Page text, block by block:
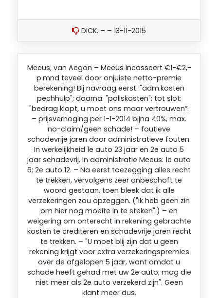
DICK. – – 13-11-2015
Meeus, van Aegon – Meeus incasseert €1-€2,-
p.mnd teveel door onjuiste netto-premie
berekening! Bij navraag eerst: "adm.kosten
pechhulp"; daarna: "poliskosten"; tot slot:
"bedrag klopt, u moet ons maar vertrouwen”.
– prijsverhoging per 1-1-2014 bijna 40%, max.
no-claim/geen schade! – foutieve
schadevrije jaren door administratieve fouten.
In werkelijkheid 1e auto 23 jaar en 2e auto 5
jaar schadevrij. In administratie Meeus: 1e auto
6; 2e auto 12. – Na eerst toezegging alles recht
te trekken, vervolgens zeer onbeschoft te
woord gestaan, toen bleek dat ik alle
verzekeringen zou opzeggen. ("ik heb geen zin
om hier nog moeite in te steken".) – en
weigering om onterecht in rekening gebrachte
kosten te crediteren en schadevrije jaren recht
te trekken. – "U moet blij zijn dat u geen
rekening krijgt voor extra verzekeringspremies
over de afgelopen 5 jaar, want omdat u
schade heeft gehad met uw 2e auto; mag die
niet meer als 2e auto verzekerd zijn". Geen
klant meer dus.